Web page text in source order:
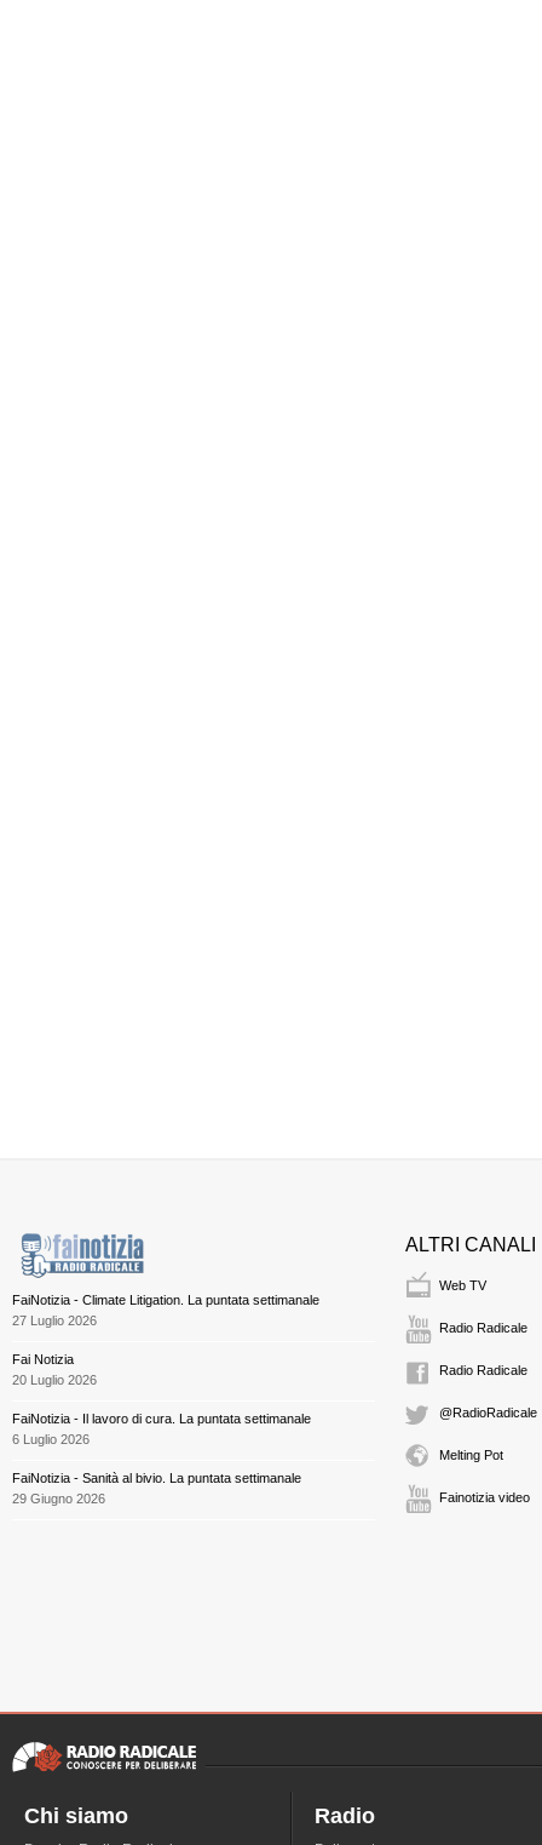
FaiNotizia - Climate Litigation. La puntata settimanale
27 Luglio 2026
Fai Notizia
20 Luglio 2026
FaiNotizia - Il lavoro di cura. La puntata settimanale
6 Luglio 2026
FaiNotizia - Sanità al bivio. La puntata settimanale
29 Giugno 2026
ALTRI CANALI
Web TV
Radio Radicale
Radio Radicale
@RadioRadicale
Melting Pot
Fainotizia video
Chi siamo Radio